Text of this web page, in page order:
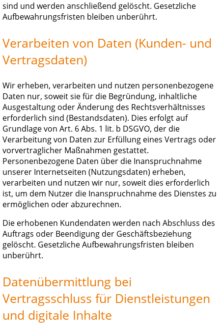
sind und werden anschließend gelöscht. Gesetzliche
Aufbewahrungsfristen bleiben unberührt.
Verarbeiten von Daten (Kunden- und
Vertragsdaten)
Wir erheben, verarbeiten und nutzen personenbezogene
Daten nur, soweit sie für die Begründung, inhaltliche
Ausgestaltung oder Änderung des Rechtsverhältnisses
erforderlich sind (Bestandsdaten). Dies erfolgt auf
Grundlage von Art. 6 Abs. 1 lit. b DSGVO, der die
Verarbeitung von Daten zur Erfüllung eines Vertrags oder
vorvertraglicher Maßnahmen gestattet.
Personenbezogene Daten über die Inanspruchnahme
unserer Internetseiten (Nutzungsdaten) erheben,
verarbeiten und nutzen wir nur, soweit dies erforderlich
ist, um dem Nutzer die Inanspruchnahme des Dienstes zu
ermöglichen oder abzurechnen.
Die erhobenen Kundendaten werden nach Abschluss des
Auftrags oder Beendigung der Geschäftsbeziehung
gelöscht. Gesetzliche Aufbewahrungsfristen bleiben
unberührt.
Datenübermittlung bei
Vertragsschluss für Dienstleistungen
und digitale Inhalte